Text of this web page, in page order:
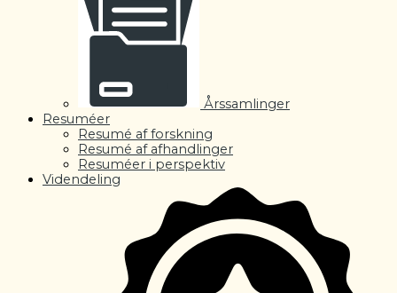
Årssamlinger
Resuméer
Resumé af forskning
Resumé af afhandlinger
Resuméer i perspektiv
Videndeling